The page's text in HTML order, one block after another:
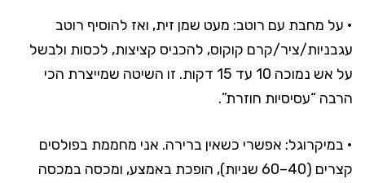
• על מחבת עם רוטב: מעט שמן זית, ואז להוסיף רוטב
עגבניות/ציר/קרם קוקוס, להכניס קציצות, לכסות ולבשל
על אש נמוכה 10 עד 15 דקות. זו השיטה שמייצרת הכי
הרבה “עסיסיות חוזרת”.
• במיקרוגל: אפשרי כשאין ברירה. אני מחממת בפולסים
קצרים (40–60 שניות), הופכת באמצע, ומכסה במכסה